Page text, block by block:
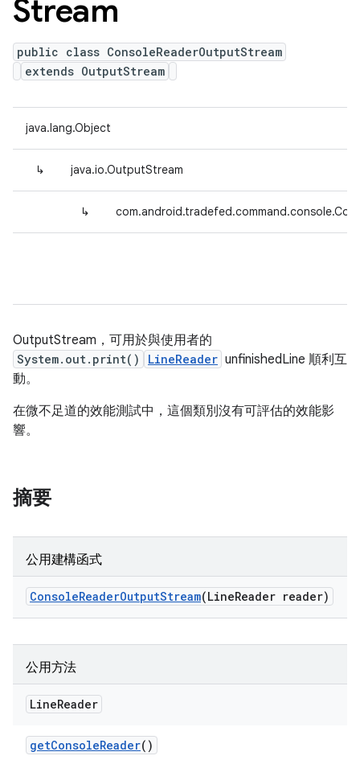
Stream
public class ConsoleReaderOutputStream
extends OutputStream
java.lang.Object
↳ java.io.OutputStream
↳
OutputStream，可用於與使用者的
System.out.print() LineReader unfinishedLine 順利互
動。
在微不足道的效能測試中，這個類別沒有可評估的效能影
響。
摘要
公用建構函式
ConsoleReaderOutputStream(LineReader reader)
公用方法
LineReader
getConsoleReader()